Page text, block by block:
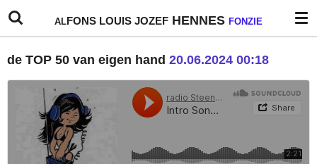
Ga
direct
de
hoofdinhoud
ALFONS LOUIS JOZEF HENNES FONZIE
de TOP 50 van eigen hand 20.06.2024 00:18